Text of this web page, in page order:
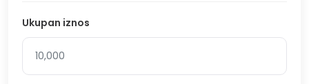
Ukupan iznos